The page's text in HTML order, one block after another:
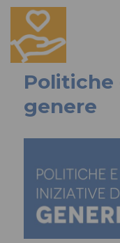
Politiche
genere